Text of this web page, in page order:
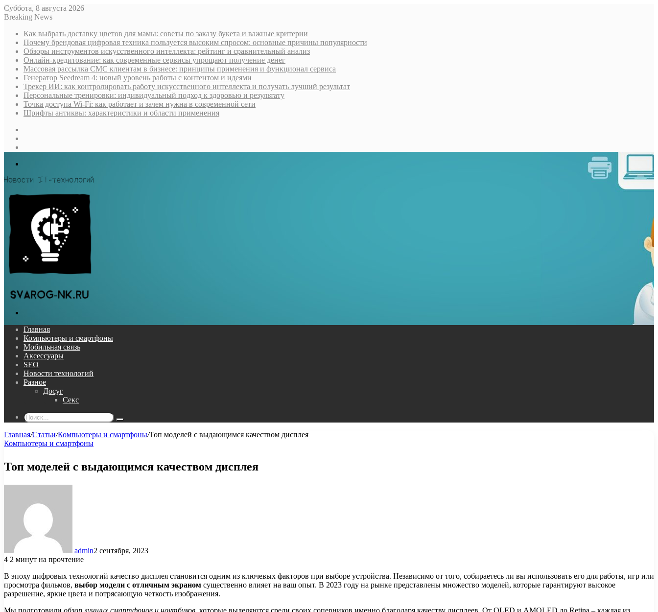
Суббота, 8 августа 2026
Breaking News
Как выбрать доставку цветов для мамы: советы по заказу букета и важные критерии
Почему брендовая цифровая техника пользуется высоким спросом: основные причины популярности
Обзоры инструментов искусственного интеллекта: рейтинг и сравнительный анализ
Онлайн-кредитование: как современные сервисы упрощают получение денег
Массовая рассылка СМС клиентам в бизнесе: принципы применения и функционал сервиса
Генератор Seedream 4: новый уровень работы с контентом и идеями
Трекер ИИ: как контролировать работу искусственного интеллекта и получать лучший результат
Персональные тренировки: индивидуальный подход к здоровью и результату
Точка доступа Wi-Fi: как работает и зачем нужна в современной сети
Шрифты антиквы: характеристики и области применения
Главная
Компьютеры и смартфоны
Мобильная связь
Аксессуары
SEO
Новости технологий
Разное
Досуг
Секс
Поиск...
Главная/Статьи/Компьютеры и смартфоны/Топ моделей с выдающимся качеством дисплея
Компьютеры и смартфоны
Топ моделей с выдающимся качеством дисплея
admin2 сентября, 2023
4 2 минут на прочтение
В эпоху цифровых технологий качество дисплея становится одним из ключевых факторов при выборе устройства. Независимо от того, собираетесь ли вы использовать его для работы, игр или
просмотра фильмов, выбор модели с отличным экраном существенно влияет на ваш опыт. В 2023 году на рынке представлены множество моделей, которые гарантируют высокое
разрешение, яркие цвета и потрясающую четкость изображения.
Мы подготовили обзор лучших смартфонов и ноутбуков, которые выделяются среди своих соперников именно благодаря качеству дисплеев. От OLED и AMOLED до Retina – каждая из